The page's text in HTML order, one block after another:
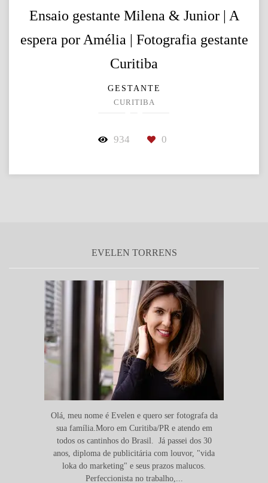
Ensaio gestante Milena & Junior | A
espera por Amélia | Fotografia gestante
Curitiba
GESTANTE
CURITIBA
934 0
EVELEN TORRENS
Olá, meu nome é Evelen e quero ser fotografa da
sua família.Moro em Curitiba/PR e atendo em
todos os cantinhos do Brasil. Já passei dos 30
anos, diploma de publicitária com louvor, "vida
loka do marketing" e seus prazos malucos.
Perfeccionista no trabalho,...